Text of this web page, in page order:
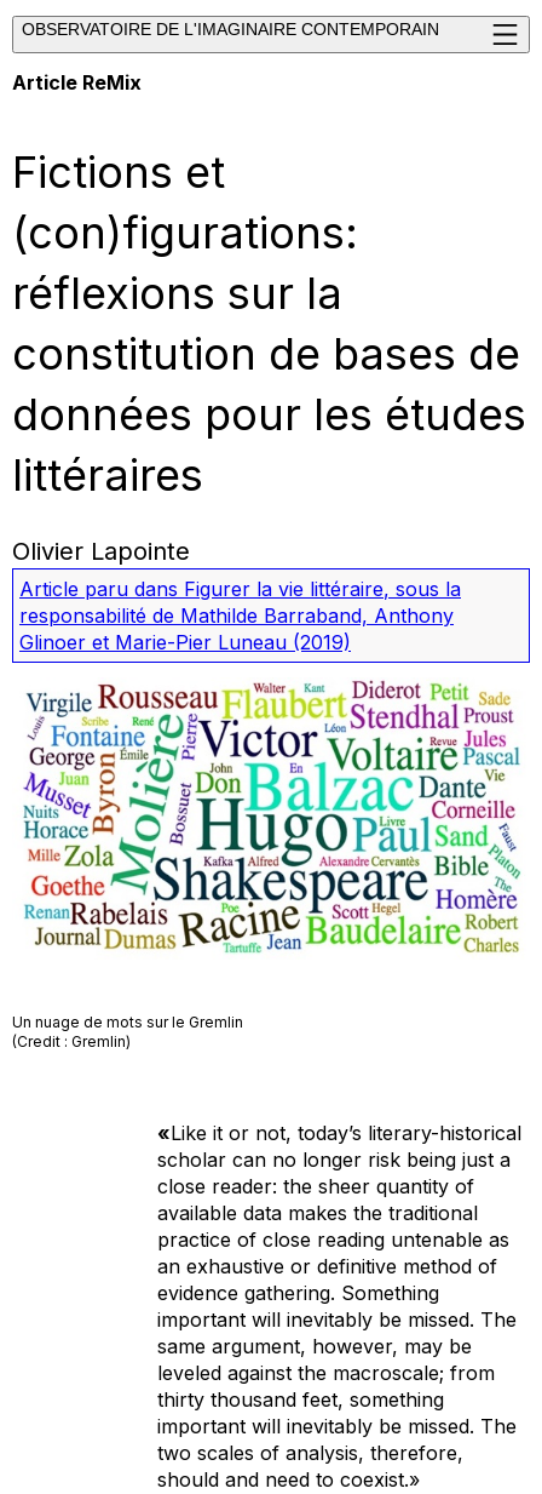
OBSERVATOIRE DE L'IMAGINAIRE CONTEMPORAIN
Article ReMix
Fictions et
(con)figurations:
réflexions sur la
constitution de bases de
données pour les études
littéraires
Olivier Lapointe
Article paru dans Figurer la vie littéraire, sous la
responsabilité de Mathilde Barraband, Anthony
Glinoer et Marie-Pier Luneau (2019)
Un nuage de mots sur le Gremlin
(Credit : Gremlin)
«Like it or not, today’s literary-historical
scholar can no longer risk being just a
close reader: the sheer quantity of
available data makes the traditional
practice of close reading untenable as
an exhaustive or definitive method of
evidence gathering. Something
important will inevitably be missed. The
same argument, however, may be
leveled against the macroscale; from
thirty thousand feet, something
important will inevitably be missed. The
two scales of analysis, therefore,
should and need to coexist.»